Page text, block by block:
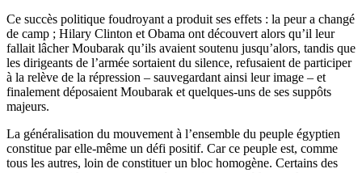
Ce succès politique foudroyant a produit ses effets : la peur a changé
de camp ; Hilary Clinton et Obama ont découvert alors qu’il leur
fallait lâcher Moubarak qu’ils avaient soutenu jusqu’alors, tandis que
les dirigeants de l’armée sortaient du silence, refusaient de participer
à la relève de la répression – sauvegardant ainsi leur image – et
finalement déposaient Moubarak et quelques-uns de ses suppôts
majeurs.
La généralisation du mouvement à l’ensemble du peuple égyptien
constitue par elle-même un défi positif. Car ce peuple est, comme
tous les autres, loin de constituer un bloc homogène. Certains des